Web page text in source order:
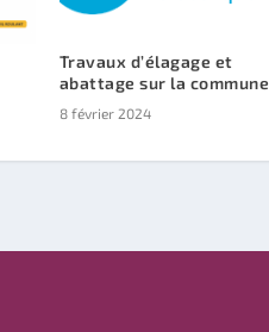
Travaux d’élagage et
abattage sur la commune
8 février 2024